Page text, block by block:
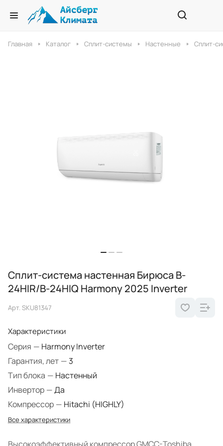
Главная Каталог Сплит-системы Настенные Сплит-
Сплит-система настенная Бирюса B-
24HIR/B-24HIQ Harmony 2025 Inverter
Арт. SKU81347
Характеристики
Серия — Harmony Inverter
Гарантия, лет — 3
Тип блока — Настенный
Инвертор —Да
Компрессор — Hitachi (HIGHLY)
Все характеристики